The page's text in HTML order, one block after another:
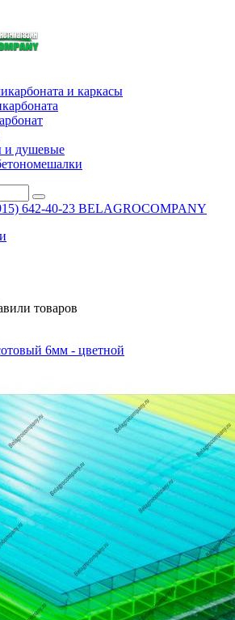
и каркасы
и душевые
642-40-23 BELAGROCOMPANY
товаров
6мм - цветной